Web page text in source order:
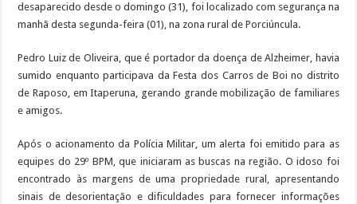
desaparecido desde o domingo (31), foi localizado com segurança na
manhã desta segunda-feira (01), na zona rural de Porciúncula.
Pedro Luiz de Oliveira, que é portador da doença de Alzheimer, havia
sumido enquanto participava da Festa dos Carros de Boi no distrito
de Raposo, em Itaperuna, gerando grande mobilização de familiares
e amigos.
Após o acionamento da Polícia Militar, um alerta foi emitido para as
equipes do 29º BPM, que iniciaram as buscas na região. O idoso foi
encontrado às margens de uma propriedade rural, apresentando
sinais de desorientação e dificuldades para fornecer informações